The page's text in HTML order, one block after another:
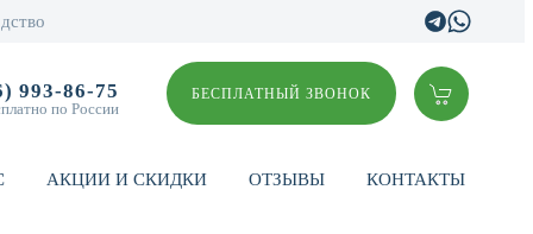
993-86-75
по России
БЕСПЛАТНЫЙ ЗВОНОК
АКЦИИ И СКИДКИ ОТЗЫВЫ КОНТАКТЫ